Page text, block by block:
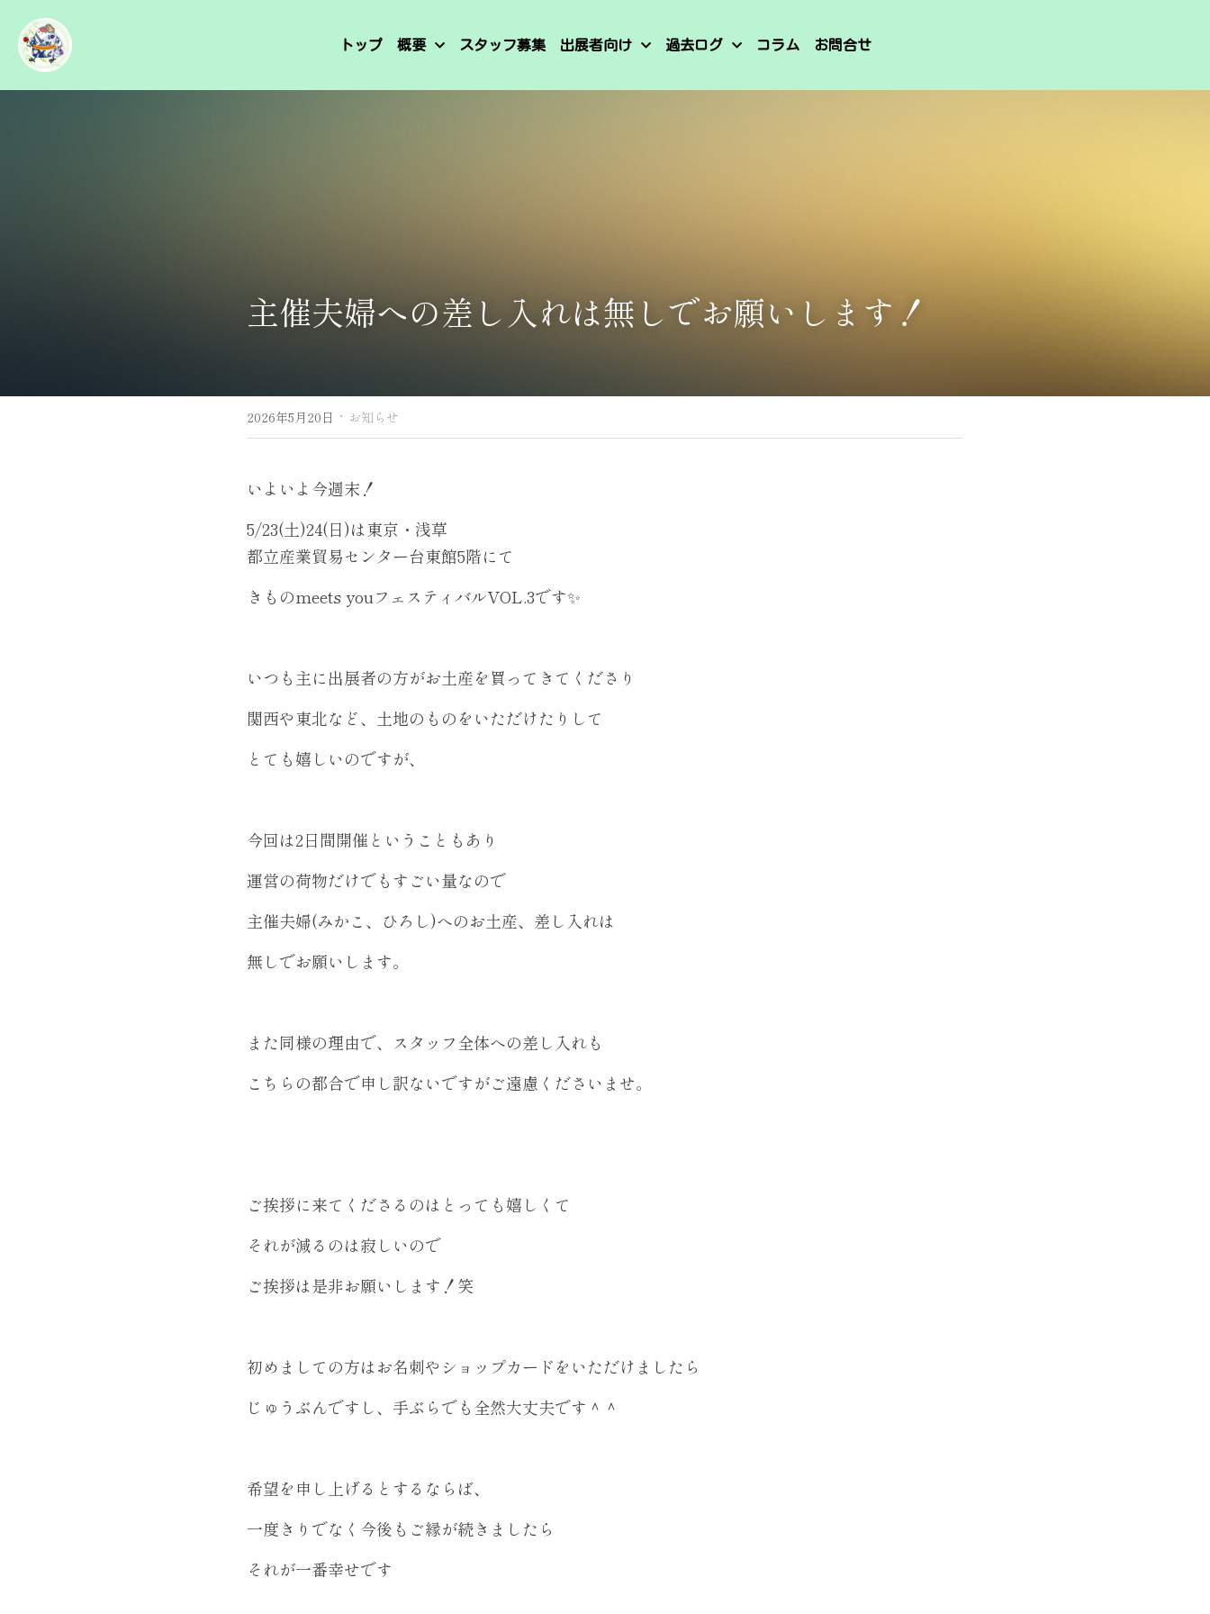
トップ 概要 スタッフ募集 出展者向け 過去ログ コラム お問合せ
主催夫婦への差し入れは無しでお願いします！
2026年5月20日 · お知らせ
いよいよ今週末！
5/23(土)24(日)は東京・浅草
都立産業貿易センター台東館5階にて
きものmeets youフェスティバルVOL.3です✨
いつも主に出展者の方がお土産を買ってきてくださり
関西や東北など、土地のものをいただけたりして
とても嬉しいのですが、
今回は2日間開催ということもあり
運営の荷物だけでもすごい量なので
主催夫婦(みかこ、ひろし)へのお土産、差し入れは
無しでお願いします。
また同様の理由で、スタッフ全体への差し入れも
こちらの都合で申し訳ないですがご遠慮くださいませ。
ご挨拶に来てくださるのはとっても嬉しくて
それが減るのは寂しいので
ご挨拶は是非お願いします！笑
初めましての方はお名刺やショップカードをいただけましたら
じゅうぶんですし、手ぶらでも全然大丈夫です＾＾
希望を申し上げるとするならば、
一度きりでなく今後もご縁が続きましたら
それが一番幸せです